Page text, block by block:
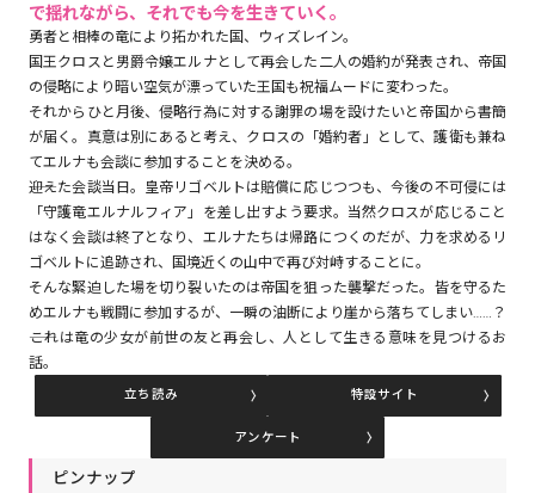
リキューレ
コミックパルフェ
コミックエッセイ
閉じる
で揺れながら、それでも今を生きていく。
勇者と相棒の竜により拓かれた国、ウィズレイン。
国王クロスと男爵令嬢エルナとして再会した二人の婚約が発表され、帝国
の侵略により暗い空気が漂っていた王国も祝福ムードに変わった。
それからひと月後、侵略行為に対する謝罪の場を設けたいと帝国から書簡
が届く。真意は別にあると考え、クロスの「婚約者」として、護衛も兼ね
てエルナも会談に参加することを決める。
――迎えた会談当日。皇帝リゴベルトは賠償に応じつつも、今後の不可侵には
「守護竜エルナルフィア」を差し出すよう要求。当然クロスが応じること
はなく会談は終了となり、エルナたちは帰路につくのだが、力を求めるリ
ゴベルトに追跡され、国境近くの山中で再び対峙することに。
そんな緊迫した場を切り裂いたのは帝国を狙った襲撃だった。皆を守るた
めエルナも戦闘に参加するが、一瞬の油断により崖から落ちてしまい……？
――これは竜の少女が前世の友と再会し、人として生きる意味を見つけるお
話。
立ち読み 特設サイト
アンケート
ピンナップ